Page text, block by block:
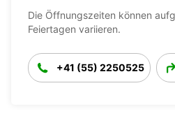
Die Öffnungszeiten können
Feiertagen variieren.
+41 (55) 2250525